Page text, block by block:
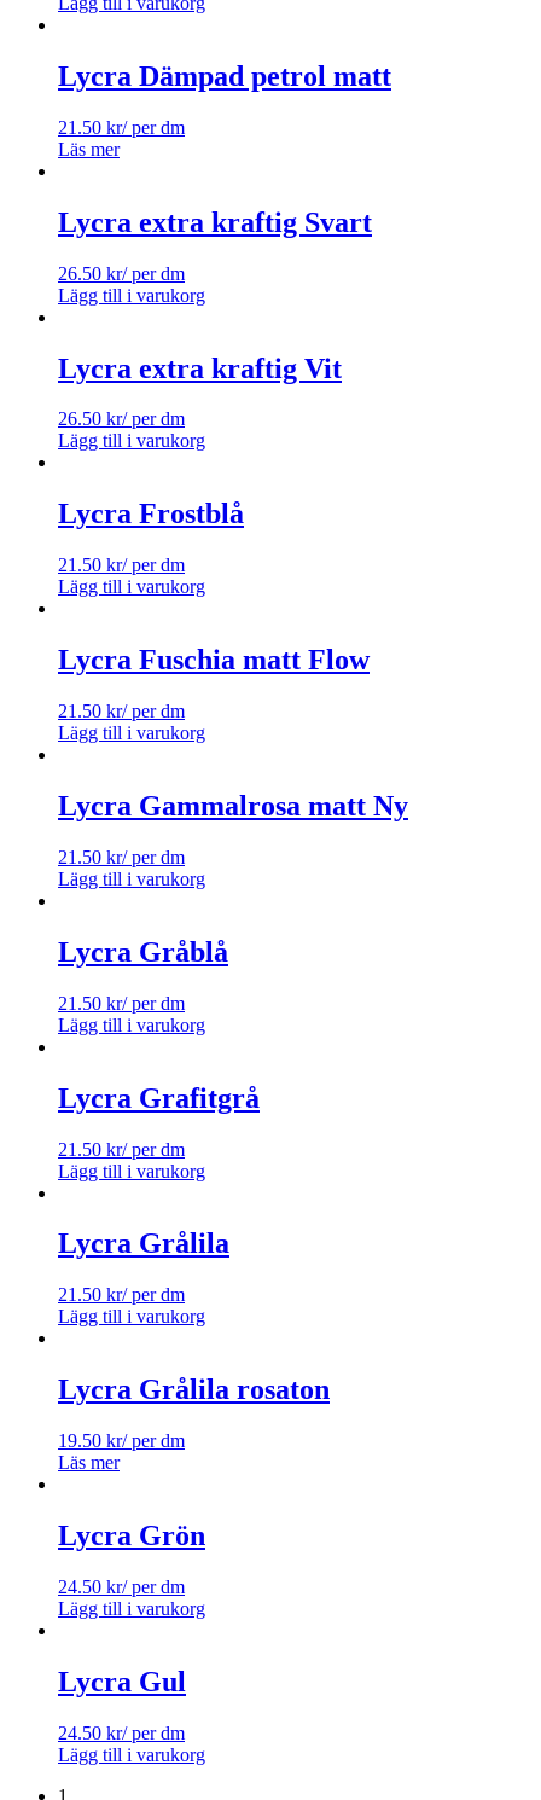
Lycra Dämpad petrol matt
21.50 kr/ per dm
Läs mer
Lycra extra kraftig Svart
26.50 kr/ per dm
Lägg till i varukorg
Lycra extra kraftig Vit
26.50 kr/ per dm
Lägg till i varukorg
Lycra Frostblå
21.50 kr/ per dm
Lägg till i varukorg
Lycra Fuschia matt Flow
21.50 kr/ per dm
Lägg till i varukorg
Lycra Gammalrosa matt Ny
21.50 kr/ per dm
Lägg till i varukorg
Lycra Gråblå
21.50 kr/ per dm
Lägg till i varukorg
Lycra Grafitgrå
21.50 kr/ per dm
Lägg till i varukorg
Lycra Grålila
21.50 kr/ per dm
Lägg till i varukorg
Lycra Grålila rosaton
19.50 kr/ per dm
Läs mer
Lycra Grön
24.50 kr/ per dm
Lägg till i varukorg
Lycra Gul
24.50 kr/ per dm
Lägg till i varukorg
1